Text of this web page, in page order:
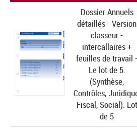
Dossier Annuels
détaillés - Version
classeur -
intercallaires +
feuilles de travail -
Le lot de 5.
(Synthèse,
Contrôles,
Fiscal, Social). Lot
de 5